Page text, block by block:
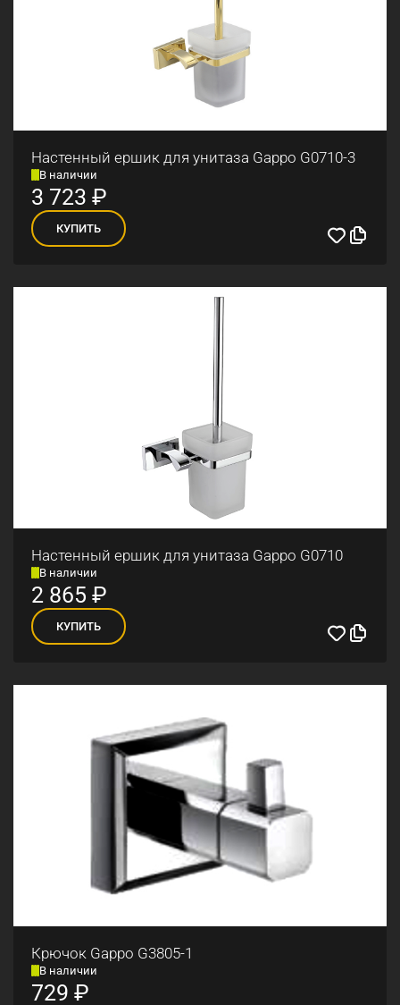
Настенный ершик для унитаза Gappo G0710-3
В наличии
3 723 ₽
КУПИТЬ
Настенный ершик для унитаза Gappo G0710
В наличии
2 865 ₽
КУПИТЬ
Крючок Gappo G3805-1
В наличии
729 ₽